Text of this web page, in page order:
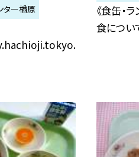
ター楢原
《食缶・
食につ